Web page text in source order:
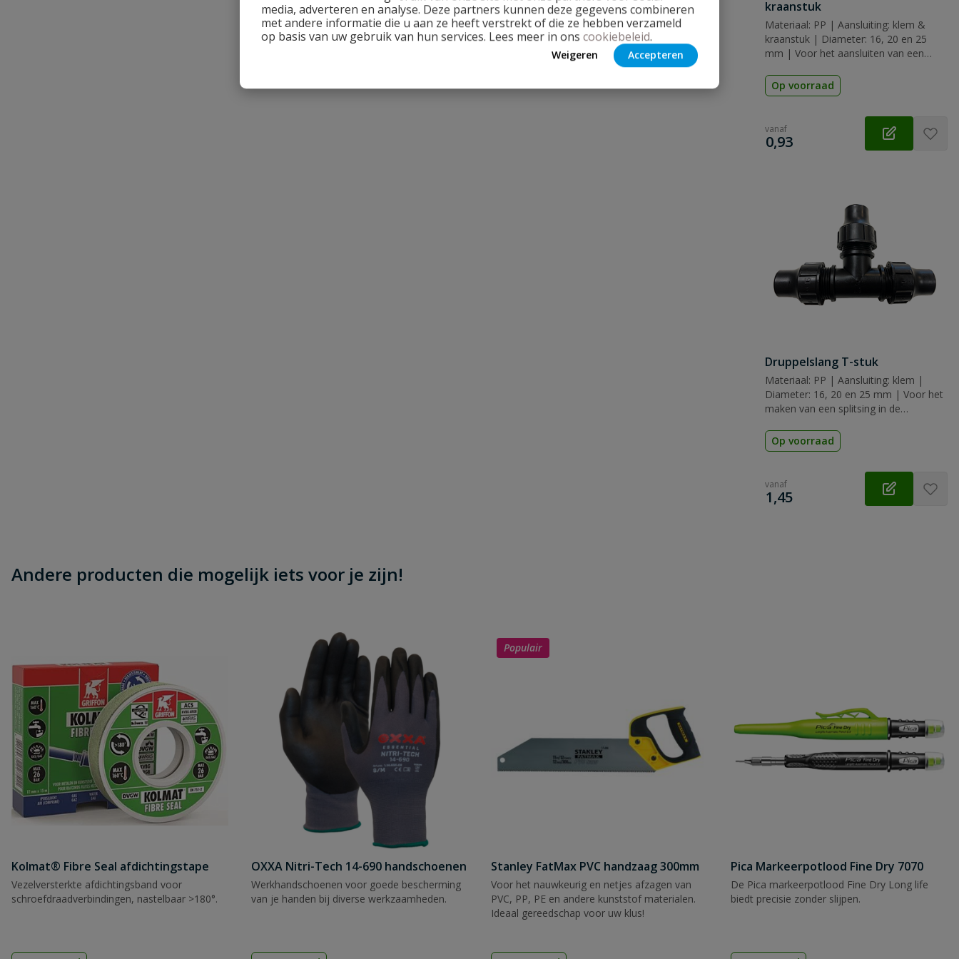
media, adverteren en analyse. Deze partners kunnen deze gegevens combineren
met andere informatie die u aan ze heeft verstrekt of die ze hebben verzameld
op basis van uw gebruik van hun services. Lees meer in ons cookiebeleid.
Weigeren Accepteren
kraanstuk
Materiaal: PP | Aansluiting: klem &
kraanstuk | Diameter: 16, 20 en 25
mm | Voor het aansluiten van een
Op voorraad
vanaf
€
0,93
Druppelslang T-stuk
Materiaal: PP | Aansluiting: klem |
Diameter: 16, 20 en 25 mm | Voor het
maken van een splitsing in de
Op voorraad
vanaf
€
1,45
Andere producten die mogelijk iets voor je zijn!
Kolmat® Fibre Seal afdichtingstape
Vezelversterkte afdichtingsband voor
schroefdraadverbindingen, nastelbaar >180°.
OXXA Nitri-Tech 14-690 handschoenen
Werkhandschoenen voor goede bescherming
van je handen bij diverse werkzaamheden.
Populair
Stanley FatMax PVC handzaag 300mm
Voor het nauwkeurig en netjes afzagen van
PVC, PP, PE en andere kunststof materialen.
Ideaal gereedschap voor uw klus!
Pica Markeerpotlood Fine Dry 7070
De Pica markeerpotlood Fine Dry Long life
biedt precisie zonder slijpen.